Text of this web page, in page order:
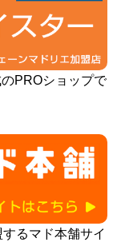
PROショップで
るマド本舗サイ